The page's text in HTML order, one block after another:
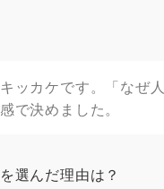
ッカケです。「なぜ
で決めました。
選んだ理由は？